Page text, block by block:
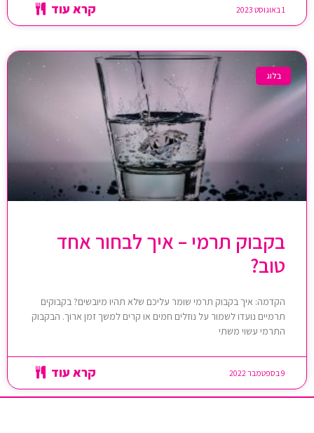
קרא עוד 1 באוגוסט 2023
בלוג
בקבוק תרמי – איך לבחור אחד
טוב?
הקדמה: איך בקבוק תרמי שומר עליכם שלא תהיו מיובשים? בקבוקים
תרמיים נועדו לשמור על נוזלים חמים או קרים למשך זמן ארוך. הבקבוק
התרמי עשוי משתי
קרא עוד 9 בספטמבר 2022